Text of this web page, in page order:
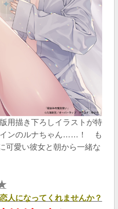
用描き下ろしイラストが特
ンのルナちゃん……！ も
可愛い彼女と朝から一緒な
人になってくれませんか？